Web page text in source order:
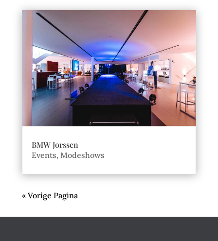
BMW Jorssen
Events, Modeshows
« Vorige Pagina